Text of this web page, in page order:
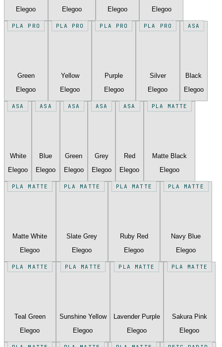
Elegoo
Elegoo
Elegoo
Elegoo
PLA PRO
Green
Elegoo
PLA PRO
Yellow
Elegoo
PLA PRO
Purple
Elegoo
PLA PRO
Silver
Elegoo
ASA
Black
Elegoo
ASA
White
Elegoo
ASA
Blue
Elegoo
ASA
Green
Elegoo
ASA
Grey
Elegoo
ASA
Red
Elegoo
PLA MATTE
Matte Black
Elegoo
PLA MATTE
Matte White
Elegoo
PLA MATTE
Slate Grey
Elegoo
PLA MATTE
Ruby Red
Elegoo
PLA MATTE
Navy Blue
Elegoo
PLA MATTE
Teal Green
Elegoo
PLA MATTE
Sunshine Yellow
Elegoo
PLA MATTE
Lavender Purple
Elegoo
PLA MATTE
Sakura Pink
Elegoo